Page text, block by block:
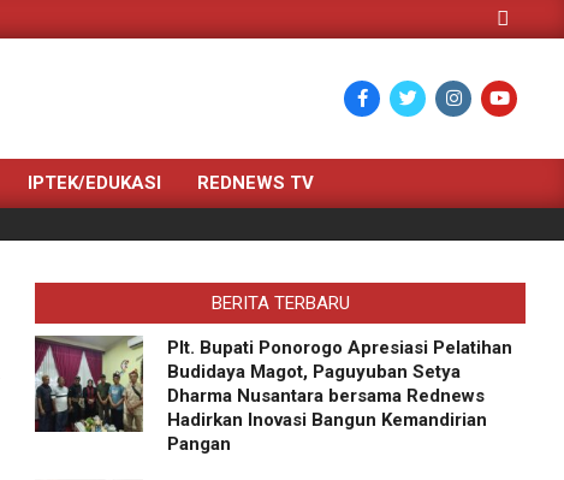
Search
IPTEK/EDUKASI REDNEWS TV
BERITA TERBARU
Plt. Bupati Ponorogo Apresiasi Pelatihan
Budidaya Magot, Paguyuban Setya
Dharma Nusantara bersama Rednews
Hadirkan Inovasi Bangun Kemandirian
Pangan